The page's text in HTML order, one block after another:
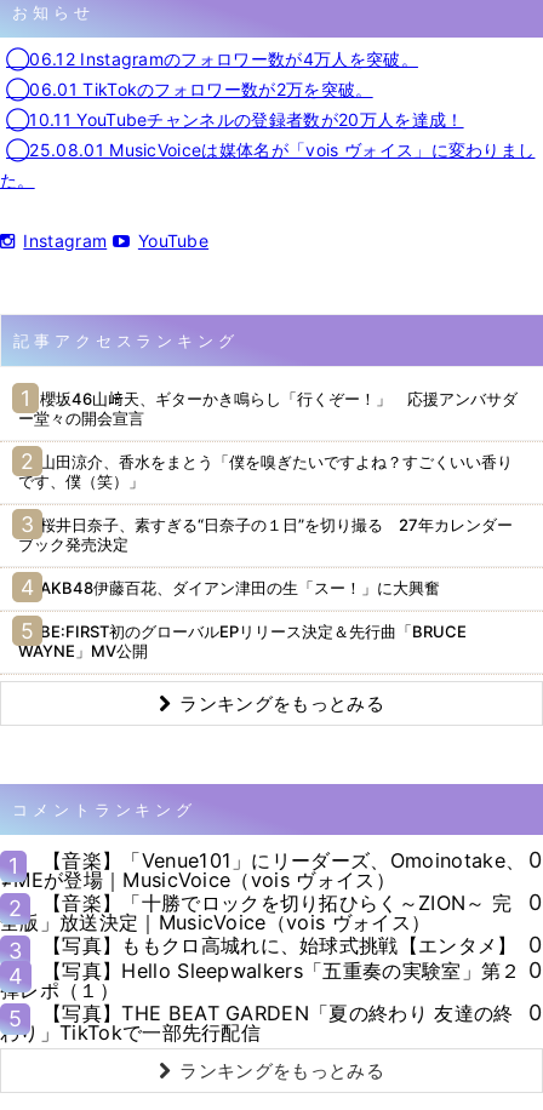
お知らせ
◯06.12 Instagramのフォロワー数が4万人を突破。
◯06.01 TikTokのフォロワー数が2万を突破。
◯10.11 YouTubeチャンネルの登録者数が20万人を達成！
◯25.08.01 MusicVoiceは媒体名が「vois ヴォイス」に変わりまし
た。
Instagram YouTube
記事アクセスランキング
櫻坂46山﨑天、ギターかき鳴らし「行くぞー！」 応援アンバサダ
ー堂々の開会宣言
山田涼介、香水をまとう「僕を嗅ぎたいですよね？すごくいい香り
です、僕（笑）」
桜井日奈子、素すぎる“日奈子の１日”を切り撮る 27年カレンダー
ブック発売決定
AKB48伊藤百花、ダイアン津田の生「スー！」に大興奮
BE:FIRST初のグローバルEPリリース決定＆先行曲「BRUCE
WAYNE」MV公開
ランキングをもっとみる
コメントランキング
1
【音楽】「Venue101」にリーダーズ、Omoinotake、
≠MEが登場｜MusicVoice（vois ヴォイス）
0
2
【音楽】「十勝でロックを切り拓ひらく～ZION～ 完
全版」放送決定｜MusicVoice（vois ヴォイス）
0
3
【写真】ももクロ高城れに、始球式挑戦【エンタメ】
0
4
【写真】Hello Sleepwalkers「五重奏の実験室」第２
弾レポ（１）
0
5
【写真】THE BEAT GARDEN「夏の終わり 友達の終
わり」TikTokで一部先行配信
0
ランキングをもっとみる